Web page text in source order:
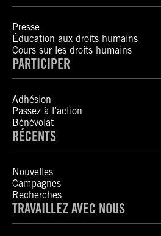
Presse
Éducation aux droits humains
Cours sur les droits humains
PARTICIPER
Adhésion
Passez à l’action
Bénévolat
RÉCENTS
Nouvelles
Campagnes
Recherches
TRAVAILLEZ AVEC NOUS